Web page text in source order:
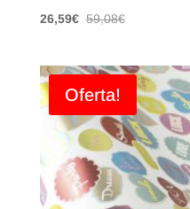
26,59€ 59,08€
Oferta!